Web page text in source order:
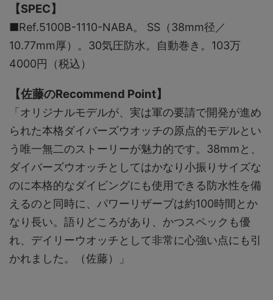
【SPEC】
■Ref.5100B-1110-NABA。 SS（38mm径／
10.77mm厚）。30気圧防水。自動巻き。103万
4000円（税込）
【佐藤のRecommend Point】
「オリジナルモデルが、実は軍の要請で開発が進め
られた本格ダイバーズウオッチの原点的モデルとい
う唯一無二のストーリーが魅力的です。38mmと、
ダイバーズウオッチとしてはかなり小振りサイズな
のに本格的なダイビングにも使用できる防水性を備
えるのと同時に、パワーリザーブは約100時間とか
なり長い。語りどころがあり、かつスペックも優
れ、デイリーウオッチとして非常に心強い点にも引
かれました。（佐藤）」